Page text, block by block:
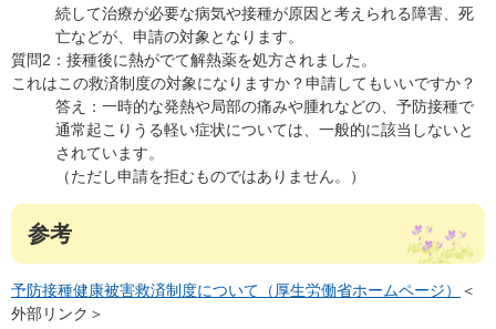
続して治療が必要な病気や接種が原因と考えられる障害、死
亡などが、申請の対象となります。
質問2：接種後に熱がでて解熱薬を処方されました。
これはこの救済制度の対象になりますか？申請してもいいですか？
答え：一時的な発熱や局部の痛みや腫れなどの、予防接種で
通常起こりうる軽い症状については、一般的に該当しないと
されています。
（ただし申請を拒むものではありません。）
参考
予防接種健康被害救済制度について（厚生労働省ホームページ）
＜
外部リンク＞